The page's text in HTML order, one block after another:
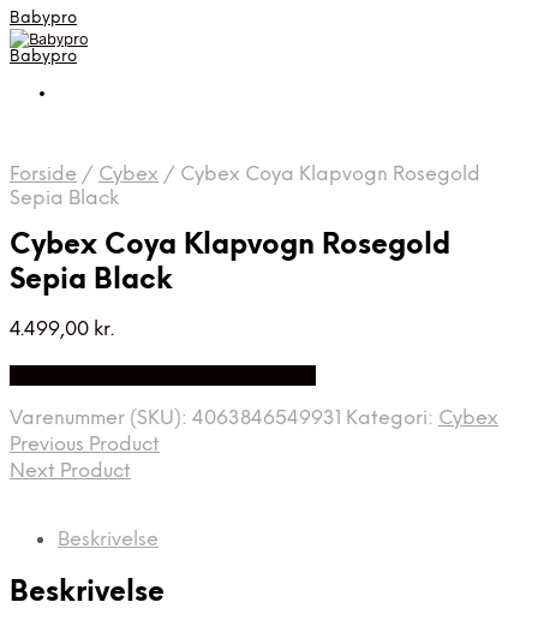
Babypro
Babypro
Forside / Cybex / Cybex Coya Klapvogn Rosegold
Sepia Black
Cybex Coya Klapvogn Rosegold
Sepia Black
4.499,00 kr.
Varenummer (SKU): 4063846549931 Kategori: Cybex
Previous Product
Next Product
Beskrivelse
Beskrivelse